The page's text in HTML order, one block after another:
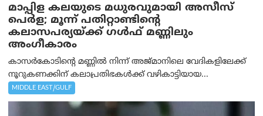
മാപ്പിള കലയുടെ മധുരവുമായി അസീസ്
പെർള; മൂന്ന് പതിറ്റാണ്ടിന്റെ
കലാസപര്യയ്ക്ക് ഗൾഫ് മണ്ണിലും
അംഗീകാരം
കാസർകോടിന്റെ മണ്ണിൽ നിന്ന് അജ്മാനിലെ വേദികളിലേക്ക്
നൂറുകണക്കിന് കലാപ്രതിഭകൾക്ക് വഴികാട്ടിയായ...
MIDDLE EAST/GULF